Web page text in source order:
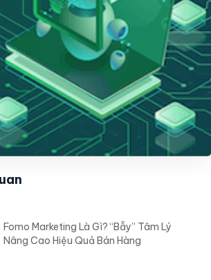
Fomo Marketing Là Gì? “Bẫy” Tâm Lý
Nâng Cao Hiệu Quả Bán Hàng